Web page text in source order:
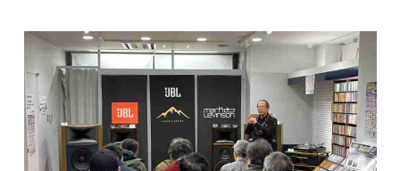
#AdPower Solutions(アドパワーソリューション
ズ)
#AUDIA(オーディア) #Aurender(オーレンダー)
#Audio-Technica(オーディオテクニカ)